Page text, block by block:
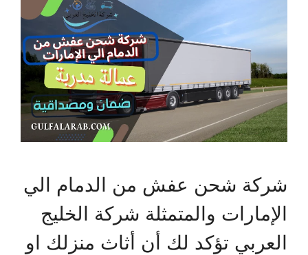
شركة شحن عفش من الدمام الي
الإمارات والمتمثلة شركة الخليج
العربي تؤكد لك أن أثاث منزلك او